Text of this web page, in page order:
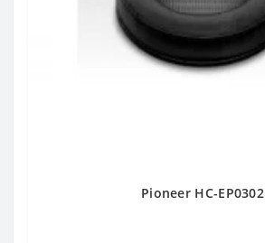
Pioneer HC-EP0302